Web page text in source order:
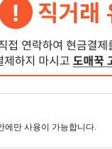
에만 사용이 가능합니다.